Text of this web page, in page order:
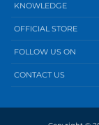
KNOWLEDGE
OFFICIAL STORE
FOLLOW US ON
CONTACT US